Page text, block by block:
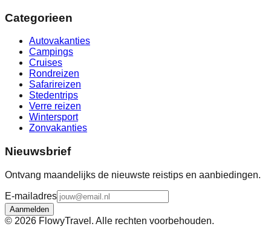
Categorieen
Autovakanties
Campings
Cruises
Rondreizen
Safarireizen
Stedentrips
Verre reizen
Wintersport
Zonvakanties
Nieuwsbrief
Ontvang maandelijks de nieuwste reistips en aanbiedingen.
E-mailadres
Aanmelden
© 2026 FlowyTravel. Alle rechten voorbehouden.